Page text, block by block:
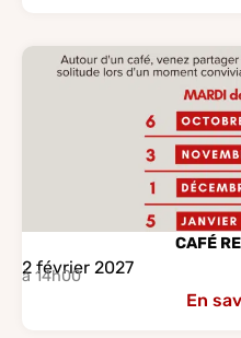
CAFÉ
2 février 2027
à 14h00
En